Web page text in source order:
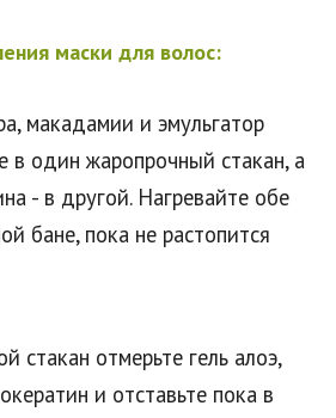
маски для волос:
макадамии и эмульгатор
в один жаропрочный стакан, а
- в другой. Нагревайте обе
бане, пока не растопится
стакан отмерьте гель алоэ,
и отставьте пока в